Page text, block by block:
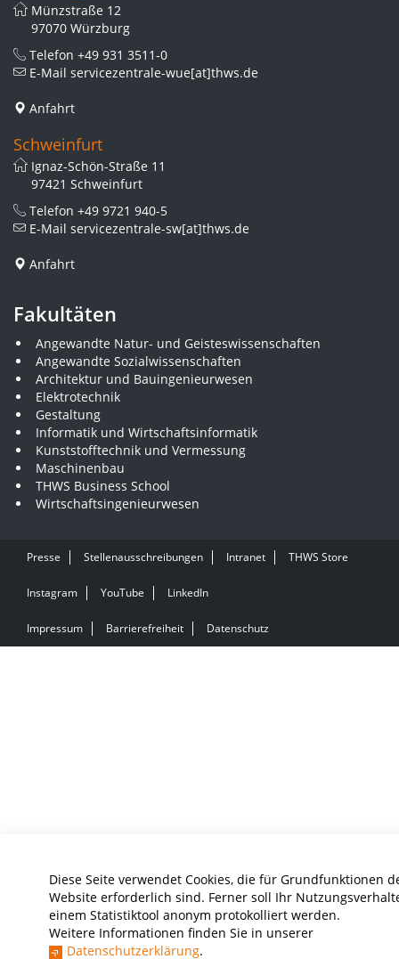
Diese Seite verwendet Cookies, die für Grundfunktionen
Website erforderlich sind. Ferner soll Ihr
einem Statistiktool anonym protokolliert werden.
Weitere Informationen finden Sie in unserer
Datenschutzerklärung.
Münzstraße 12
97070 Würzburg
Telefon +49 931 3511-0
E-Mail servicezentrale-wue[at]thws.de
Anfahrt
Schweinfurt
Ignaz-Schön-Straße 11
97421 Schweinfurt
Telefon +49 9721 940-5
E-Mail servicezentrale-sw[at]thws.de
Anfahrt
Fakultäten
Angewandte Natur- und Geisteswissenschaften
Angewandte Sozialwissenschaften
Architektur und Bauingenieurwesen
Elektrotechnik
Gestaltung
Informatik und Wirtschaftsinformatik
Kunststofftechnik und Vermessung
Maschinenbau
THWS Business School
Wirtschaftsingenieurwesen
Presse Stellenausschreibungen Intranet THWS Store
Instagram YouTube LinkedIn
Impressum Barrierefreiheit Datenschutz